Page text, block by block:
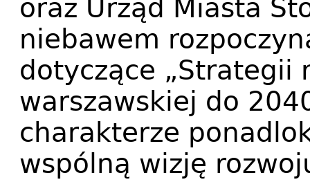
oraz Urząd Miasta
niebawem
dotyczące „Strategii
warszawskiej do
charakterze
wspólną wizję